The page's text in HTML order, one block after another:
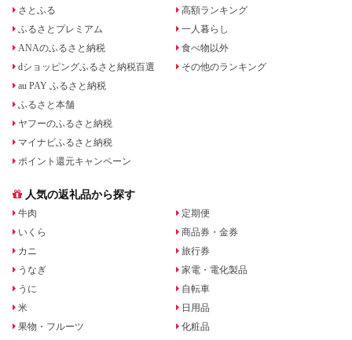
さとふる
ふるさとプレミアム
ANAのふるさと納税
dショッピングふるさと納税百選
au PAY ふるさと納税
ふるさと本舗
ヤフーのふるさと納税
マイナビふるさと納税
ポイント還元キャンペーン
高額ランキング
一人暮らし
食べ物以外
その他のランキング
人気の返礼品から探す
牛肉
いくら
カニ
うなぎ
うに
米
果物・フルーツ
定期便
商品券・金券
旅行券
家電・電化製品
自転車
日用品
化粧品